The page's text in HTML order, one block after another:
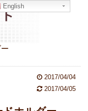
2017/04/04
2017/04/05
English